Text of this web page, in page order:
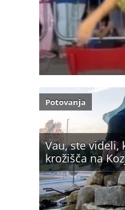
Vau, ste videli,
krožišča na
Potovanja